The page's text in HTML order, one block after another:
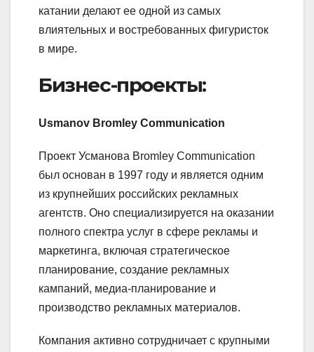
катании делают ее одной из самых
влиятельных и востребованных фигуристок
в мире.
Бизнес-проекты:
Usmanov Bromley Communication
Проект Усманова Bromley Communication
был основан в 1997 году и является одним
из крупнейших российских рекламных
агентств. Оно специализируется на оказании
полного спектра услуг в сфере рекламы и
маркетинга, включая стратегическое
планирование, создание рекламных
кампаний, медиа-планирование и
производство рекламных материалов.
Компания активно сотрудничает с крупными